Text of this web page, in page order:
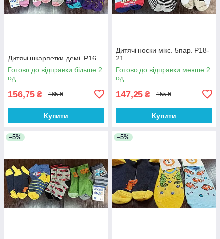
Дитячі шкарпетки демі. Р16
Готово до відправки більше 2
од.
156,75 ₴ 165 ₴
Купити
Дитячі носки мікс. 5пар. Р18-
21
Готово до відправки менше 2
од.
147,25 ₴ 155 ₴
Купити
–5% –5%